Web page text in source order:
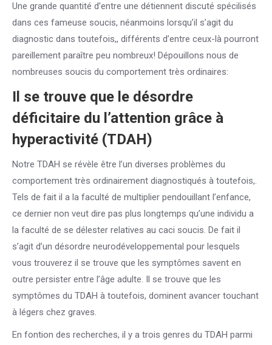
Une grande quantité d’entre une détiennent discuté spécilisés
dans ces fameuse soucis, néanmoins lorsqu’il s’agit du
diagnostic dans toutefois,, différents d’entre ceux-là pourront
pareillement paraître peu nombreux! Dépouillons nous de
nombreuses soucis du comportement très ordinaires:
Il se trouve que le désordre
déficitaire du l’attention grâce à
hyperactivité (TDAH)
Notre TDAH se révèle être l’un diverses problèmes du
comportement très ordinairement diagnostiqués à toutefois,.
Tels de fait il a la faculté de multiplier pendouillant l’enfance,
ce dernier non veut dire pas plus longtemps qu’une individu a
la faculté de se délester relatives au caci soucis. De fait il
s’agit d’un désordre neurodéveloppemental pour lesquels
vous trouverez il se trouve que les symptômes savent en
outre persister entre l’âge adulte. Il se trouve que les
symptômes du TDAH à toutefois, dominent avancer touchant
à légers chez graves.
En fontion des recherches, il y a trois genres du TDAH parmi